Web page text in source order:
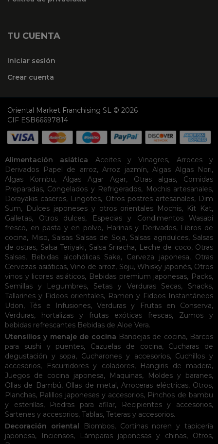
TU CUENTA
Iniciar sesión
Crear cuenta
Oriental Market Franchising SL © 2026
CIF ESB66697814
Alimentación asiática Aceites y Vinagres, Arroces y
Derivados
Papel de arroz, Arroz jazmín, Algas Algas Nori,
Algas Kombu, Algas Agar Agar, Otras algas, Comidas
Preparadas, Congelados y Refrigerados, Mochis artesanales,
Dorayakis caseros, Lingotes, Otros postres artesanales, Dim
Sum, Dulces japoneses y otros orientales Mochis, Kit Kat,
Galletas, Otros dulces, Especias y Condimentos
Wasabi
fresco, en pasta y en polvo, Harinas y Derivados, Libros de
cocina, Miso, Salsas Salsas de Soja, Salsas agridulces, Salsas
de ostras, Salsa Teriyaki, Salsa Sriracha, Leche de coco, Otras
Salsas, Bebidas alcohólicas Sake, Cerveza japonesa, Otras
Cervezas asiáticas, Vino de arroz, Soju, Whisky japonés, Otros
vinos y licores asiáticos, Bebidas premium japonesas, Packs,
Semillas y Legumbres, Setas y Verduras Secas, Snacks,
Tallarines y Fideos orientales, Ramen y Fideos Instantáneos
Udon,Tés e Infusiones, Verduras y Frutas en Conserva,
Verduras, hortalizas y frutas exóticas frescas, Zumos y
bebidas refrescantes Bebidas de Aloe Vera.
Utensilios y menaje de cocina Bandejas de cocina, Barcos
para sushi y puentes, Cazuelas de cocina, Cucharas de
degustación y sopa, Cucharones y accesorios, Cuchillos y
accesorios, Escurridores y coladores, Hangiris de madera,
Juegos de cocina japonesa, Maquinas, Moldes y baranes,
Ollas de Bambú, Ollas de metal,Arroceras eléctricas, Otros,
Planchas, Palillos japoneses y accesorios, Pinchos de bambu
y esterillas, Piedras para afilar, Recipientes y accesorios,
Sartenes y accesorios, Tablas, Teteras y accesorios.
Decoración oriental
Biombos, Cortinas noren y tapicería
japonesa, Inciensos, Lámparas japonesas y chinas, Otros,